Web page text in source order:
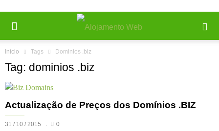
Início Tags Dominios .biz
Tag: dominios .biz
Actualização de Preços dos Domínios .BIZ
31 / 10 / 2015 0